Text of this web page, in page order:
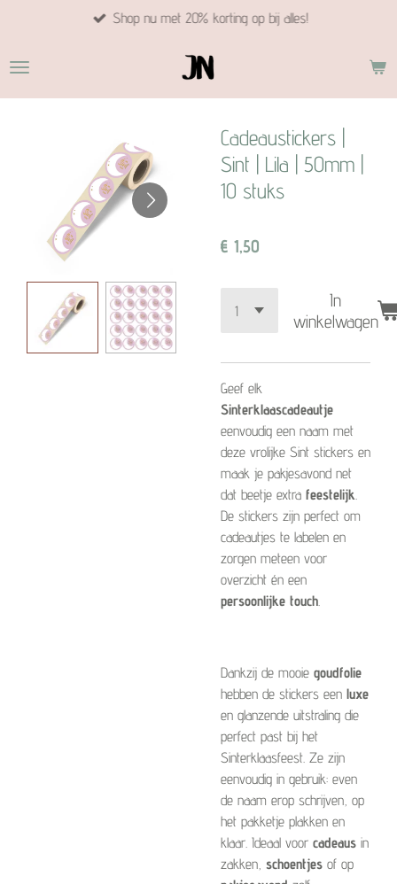
naar
hoofdinhoud
Shop nu met 20% korting op bij alles!
Cadeaustickers |
Sint | Lila | 50mm |
10 stuks
€ 1,50
In
winkelwagen
Geef elk
Sinterklaascadeautje
eenvoudig een naam met
deze vrolijke Sint stickers en
maak je pakjesavond net
dat beetje extra feestelijk.
De stickers zijn perfect om
cadeautjes te labelen en
zorgen meteen voor
overzicht én een
persoonlijke touch.
Dankzij de mooie goudfolie
hebben de stickers een luxe
en glanzende uitstraling die
perfect past bij het
Sinterklaasfeest. Ze zijn
eenvoudig in gebruik: even
de naam erop schrijven, op
het pakketje plakken en
klaar. Ideaal voor cadeaus in
zakken, schoentjes of op